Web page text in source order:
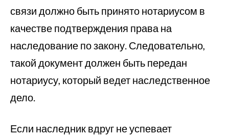
связи должно быть принято нотариусом в
качестве подтверждения права на
наследование по закону. Следовательно,
такой документ должен быть передан
нотариусу, который ведет наследственное
дело.
Если наследник вдруг не успевает